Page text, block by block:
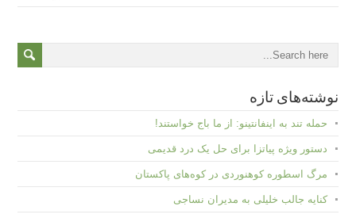
نوشته‌های تازه
حمله تند به اینفانتینو: از ما باج خواستند!
دستور ویژه پیاتزا برای حل یک درد قدیمی
مرگ اسطوره کوهنوردی در کوه‌های پاکستان
کنایه جالب خلیلی به مدیران نساجی